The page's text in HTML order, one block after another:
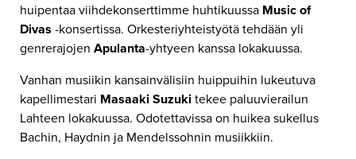
huipentaa viihdekonserttimme huhtikuussa Music of
Divas -konsertissa. Orkesteriyhteistyötä tehdään yli
genrerajojen Apulanta-yhtyeen kanssa lokakuussa.
Vanhan musiikin kansainvälisiin huippuihin lukeutuva
kapellimestari Masaaki Suzukitekee paluuvierailun
Lahteen lokakuussa. Odotettavissa on huikea sukellus
Bachin, Haydnin ja Mendelssohnin musiikkiin.